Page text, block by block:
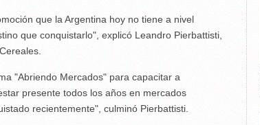
que la Argentina hoy no tiene a nivel
que conquistarlo", explicó Leandro Pierbattisti,
"Abriendo Mercados" para capacitar a
presente todos los años en mercados
recientemente", culminó Pierbattisti.